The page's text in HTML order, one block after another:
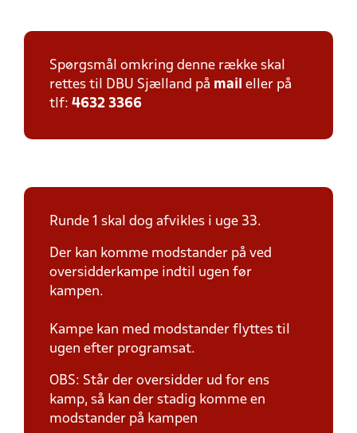
Spørgsmål omkring denne række skal
rettes til DBU Sjælland på mail eller på
tlf: 4632 3366
Runde 1 skal dog afvikles i uge 33.
Der kan komme modstander på ved
oversidderkampe indtil ugen før
kampen.
Kampe kan med modstander flyttes til
ugen efter programsat.
OBS: Står der oversidder ud for ens
kamp, så kan der stadig komme en
modstander på kampen